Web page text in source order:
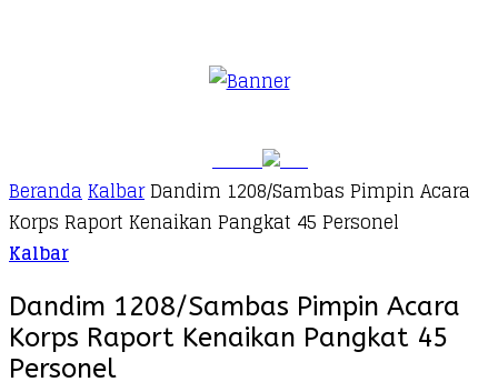
BerandaKalbarDandim 1208/Sambas Pimpin Acara
Korps Raport Kenaikan Pangkat 45 Personel
Kalbar
Dandim 1208/Sambas Pimpin Acara
Korps Raport Kenaikan Pangkat 45
Personel